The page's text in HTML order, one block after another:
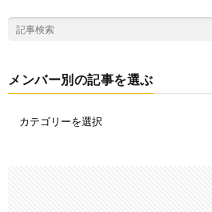
メンバー別の記事を選ぶ